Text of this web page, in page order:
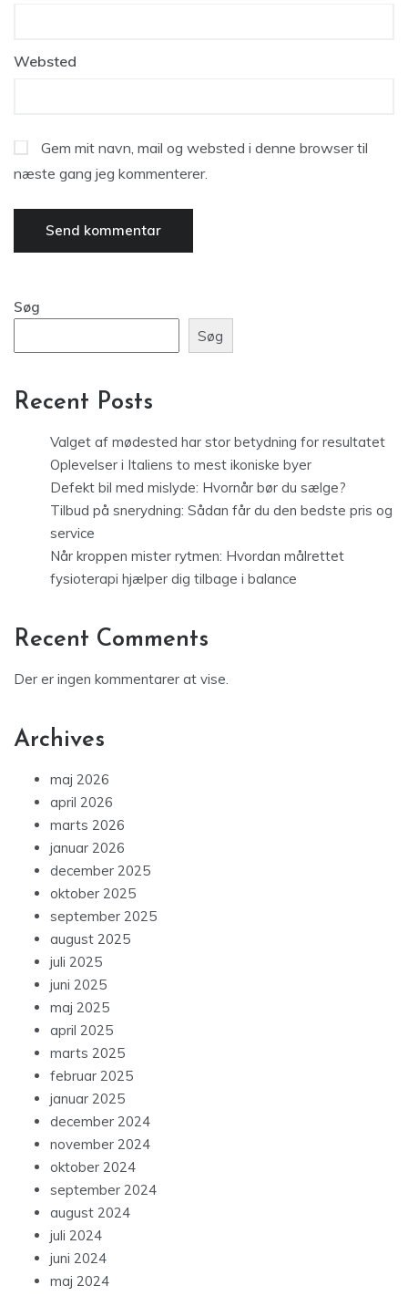
Websted
Gem mit navn, mail og websted i denne browser til
næste gang jeg kommenterer.
Søg
Søg
Recent Posts
Valget af mødested har stor betydning for resultatet
Oplevelser i Italiens to mest ikoniske byer
Defekt bil med mislyde: Hvornår bør du sælge?
Tilbud på snerydning: Sådan får du den bedste pris og
service
Når kroppen mister rytmen: Hvordan målrettet
fysioterapi hjælper dig tilbage i balance
Recent Comments
Der er ingen kommentarer at vise.
Archives
maj 2026
april 2026
marts 2026
januar 2026
december 2025
oktober 2025
september 2025
august 2025
juli 2025
juni 2025
maj 2025
april 2025
marts 2025
februar 2025
januar 2025
december 2024
november 2024
oktober 2024
september 2024
august 2024
juli 2024
juni 2024
maj 2024